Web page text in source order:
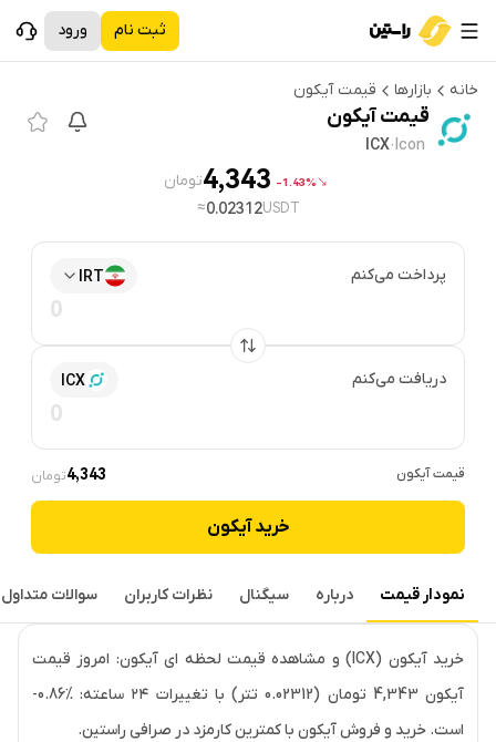
ثبت نام ورود
خانه بازارها قیمتآیکون
قیمتآیکون
Icon
·
ICX
1.43%-
4,343تومان
USDT
0.02312
≈
پرداخت می‌کنم IRT
دریافت می‌کنم ICX
قیمتآیکون 4,343تومان
خرید آیکون
نمودار قیمت درباره سیگنال نظرات کاربران سوالات متداول
قیمت لحظه‌ایآیکون
خرید آیکون (ICX) و مشاهده قیمت لحظه ای آیکون: امروز قیمت
آیکون 4,343 تومان (0.02312 تتر) با تغییرات ۲۴ ساعته: ‎-0.86%
است. خرید و فروش آیکون با کمترین کارمزد در صرافی راستین.